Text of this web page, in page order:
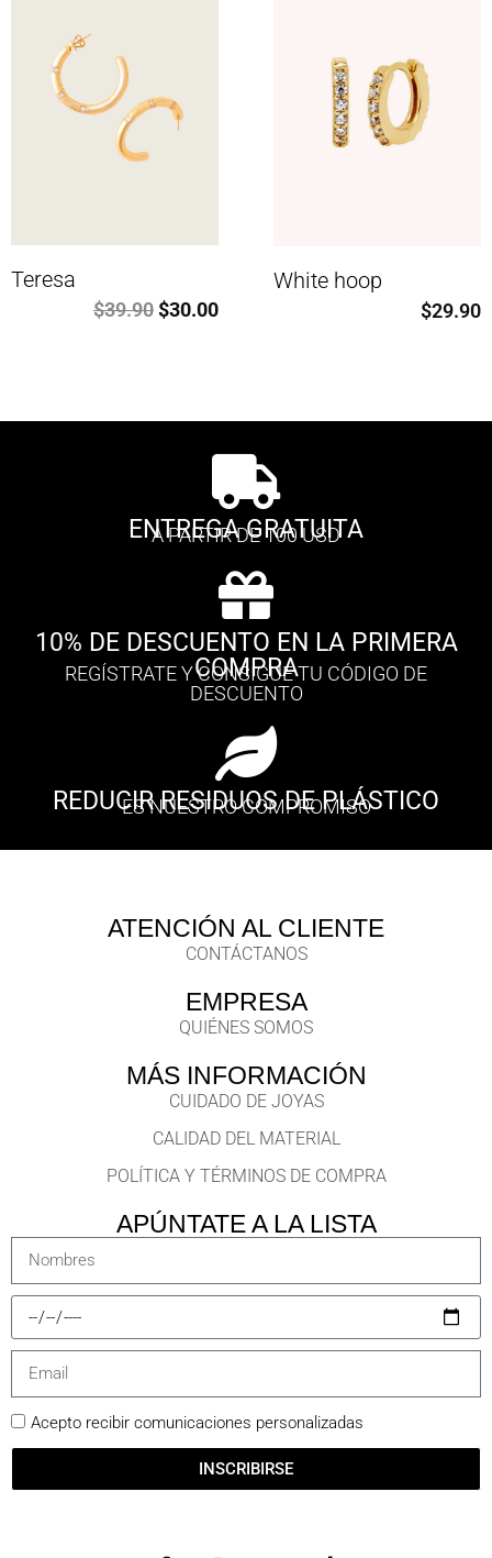
Teresa
$39.90$30.00
White hoop
$29.90
ENTREGA GRATUITA
A PARTIR DE 100 USD
10% DE DESCUENTO EN LA PRIMERA
COMPRA
REGÍSTRATE Y CONSIGUE TU CÓDIGO DE
DESCUENTO
REDUCIR RESIDUOS DE PLÁSTICO
ES NUESTRO COMPROMISO
ATENCIÓN AL CLIENTE
CONTÁCTANOS
EMPRESA
QUIÉNES SOMOS
MÁS INFORMACIÓN
CUIDADO DE JOYAS
CALIDAD DEL MATERIAL
POLÍTICA Y TÉRMINOS DE COMPRA
APÚNTATE A LA LISTA
Acepto recibir comunicaciones personalizadas
INSCRIBIRSE